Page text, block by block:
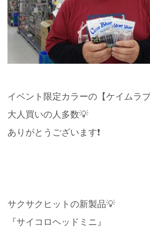
イベント限定カラーの【ケイムラ
大人買いの人多数💡
ありがとうございます❗️
サクサクヒットの新製品💡
『サイコロヘッドミニ』